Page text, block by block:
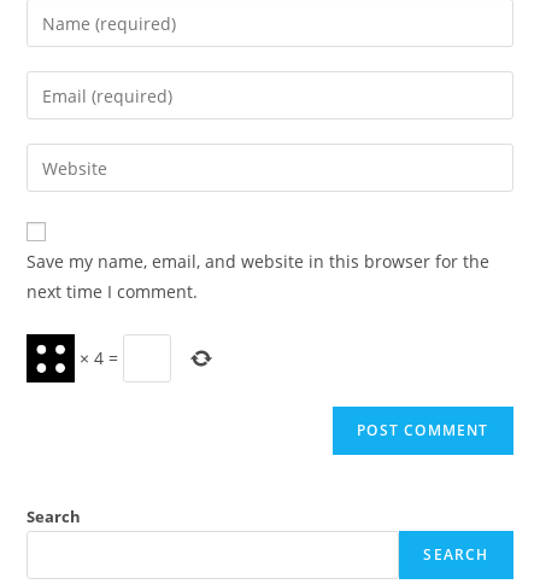
Enter
your
name
comment
Enter
your
email
address
comment
Enter
your
website
URL
(optional)
Save my name, email, and website in this browser for the
next time I comment.
×4 =
Search
SEARCH